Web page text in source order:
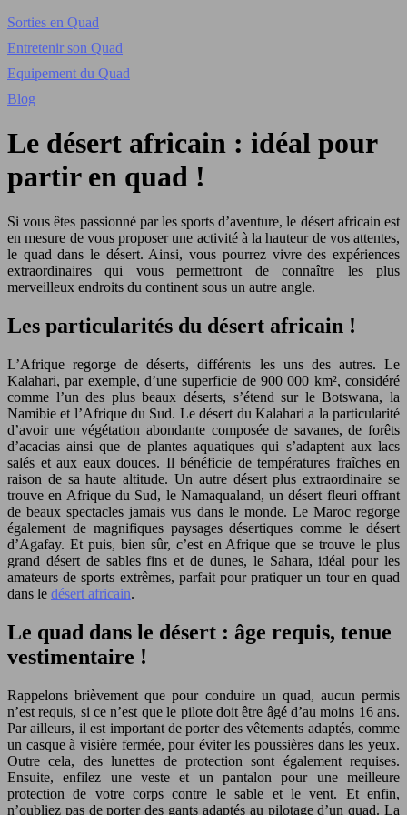
Sorties en Quad
Entretenir son Quad
Equipement du Quad
Blog
Le désert africain : idéal pour
partir en quad !
Si vous êtes passionné par les sports d’aventure, le désert africain est
en mesure de vous proposer une activité à la hauteur de vos attentes,
le quad dans le désert. Ainsi, vous pourrez vivre des expériences
extraordinaires qui vous permettront de connaître les plus
merveilleux endroits du continent sous un autre angle.
Les particularités du désert africain !
L’Afrique regorge de déserts, différents les uns des autres. Le
Kalahari, par exemple, d’une superficie de 900 000 km², considéré
comme l’un des plus beaux déserts, s’étend sur le Botswana, la
Namibie et l’Afrique du Sud. Le désert du Kalahari a la particularité
d’avoir une végétation abondante composée de savanes, de forêts
d’acacias ainsi que de plantes aquatiques qui s’adaptent aux lacs
salés et aux eaux douces. Il bénéficie de températures fraîches en
raison de sa haute altitude. Un autre désert plus extraordinaire se
trouve en Afrique du Sud, le Namaqualand, un désert fleuri offrant
de beaux spectacles jamais vus dans le monde. Le Maroc regorge
également de magnifiques paysages désertiques comme le désert
d’Agafay. Et puis, bien sûr, c’est en Afrique que se trouve le plus
grand désert de sables fins et de dunes, le Sahara, idéal pour les
amateurs de sports extrêmes, parfait pour pratiquer un tour en quad
dans le désert africain.
Le quad dans le désert : âge requis, tenue
vestimentaire !
Rappelons brièvement que pour conduire un quad, aucun permis
n’est requis, si ce n’est que le pilote doit être âgé d’au moins 16 ans.
Par ailleurs, il est important de porter des vêtements adaptés, comme
un casque à visière fermée, pour éviter les poussières dans les yeux.
Outre cela, des lunettes de protection sont également requises.
Ensuite, enfilez une veste et un pantalon pour une meilleure
protection de votre corps contre le sable et le vent. Et enfin,
n’oubliez pas de porter des gants adaptés au pilotage d’un quad. La